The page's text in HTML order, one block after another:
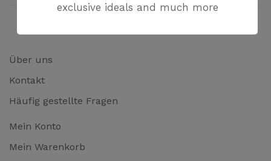
Über uns
Kontakt
Häufig gestellte Fragen
Mein Konto
Mein Warenkorb
exclusive ideals and much more